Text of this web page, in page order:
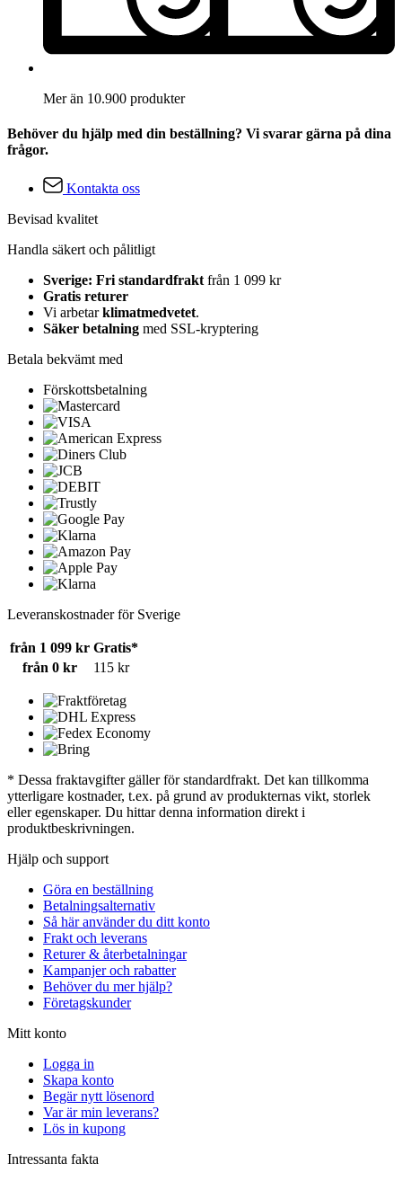
Mer än 10.900 produkter
Behöver du hjälp med din beställning? Vi svarar gärna på dina
frågor.
Kontakta oss
Bevisad kvalitet
Handla säkert och pålitligt
Sverige: Fri standardfrakt från 1 099 kr
Gratis returer
Vi arbetarklimatmedvetet.
Säker betalning med SSL-kryptering
Betala bekvämt med
Förskottsbetalning
Leveranskostnader för Sverige
från 1 099 kr Gratis*
från 0 kr
115 kr
* Dessa fraktavgifter gäller för standardfrakt. Det kan tillkomma
ytterligare kostnader, t.ex. på grund av produkternas vikt, storlek
eller egenskaper. Du hittar denna information direkt i
produktbeskrivningen.
Hjälp och support
Göra en beställning
Betalningsalternativ
Så här använder du ditt konto
Frakt och leverans
Returer & återbetalningar
Kampanjer och rabatter
Behöver du mer hjälp?
Företagskunder
Mitt konto
Logga in
Skapa konto
Begär nytt lösenord
Var är min leverans?
Lös in kupong
Intressanta fakta